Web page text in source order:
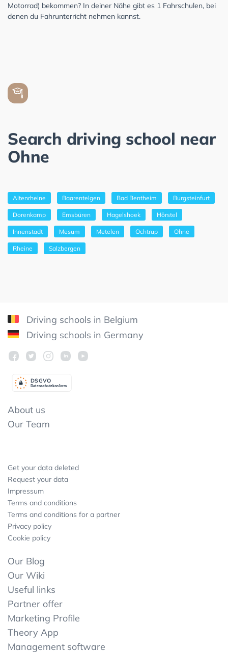
Motorrad) bekommen? In deiner Nähe gibt es 1 Fahrschulen, bei
denen du Fahrunterricht nehmen kannst.
Search driving school near
Ohne
Altenrheine Baarentelgen Bad Bentheim Burgsteinfurt
Dorenkamp Emsbüren Hagelshoek Hörstel
Innenstadt Mesum Metelen Ochtrup Ohne
Rheine Salzbergen
Driving schools in Belgium
Driving schools in Germany
Datenschutzkonform
DSGVO
About us
Our Team
Get your data deleted
Request your data
Impressum
Terms and conditions
Terms and conditions for a partner
Privacy policy
Cookie policy
Our Blog
Our Wiki
Useful links
Partner offer
Marketing Profile
Theory App
Management software